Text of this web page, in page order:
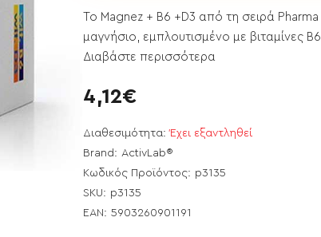
Το Magnez + B6 +D3 από τη σειρά
μαγνήσιο, εμπλουτισμένο με βιταμίνες
Διαβάστε περισσότερα
Διαθεσιμότητα: Έχει εξαντληθεί
Brand: ActivLab®
Κωδικός Προϊόντος: p3135
SKU: p3135
EAN: 5903260901191
4,12€